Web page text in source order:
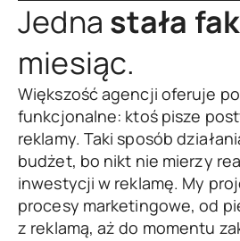
Jedna stała
miesiąc.
Większość agencji oferuje
funkcjonalne: ktoś pisze
reklamy. Taki sposób
budżet, bo nikt nie mierzy
inwestycji w reklamę. My
procesy marketingowe, od
z reklamą, aż do momentu